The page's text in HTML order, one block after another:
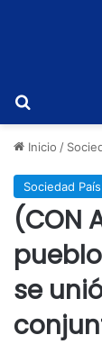
Inicio /
Sociedad País
(CON
se